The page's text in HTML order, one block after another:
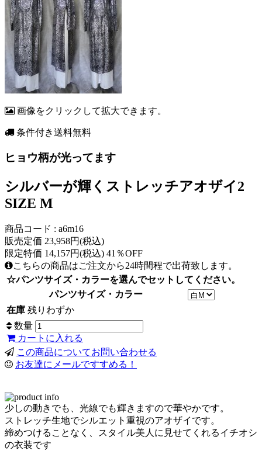
画像をクリックして拡大できます。
条件付き送料無料
ヒョウ柄が光ってます
シルバーが輝くストレッチアオザイ2
SIZE M
商品コード : a6m16
販売定価 23,958円(税込)
限定特価 14,157円(税込) 41％OFF
こちらの商品はご注文から24時間程で出荷致します。
☆パンツサイズ・カラーを選んでセットしてください。
パンツサイズ・カラー
在庫 残りわずか
数量
カートに入れる
この商品についてお問い合わせる
お友達にメールですすめる！
少しの動きでも、光線でも輝きますので華やかです。
ストレッチ生地でシルエット重視のアオザイです。
締めつけることなく、スタイル美人に見せてくれるイチオシ
の衣装です